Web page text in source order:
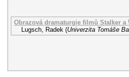
Obrazová dramaturgie filmů Stalker a
Lugsch, Radek (Univerzita Tomáše